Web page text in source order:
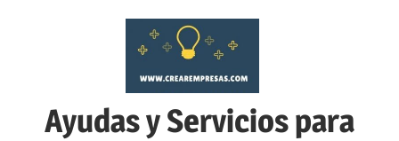
Ayudas y Servicios para